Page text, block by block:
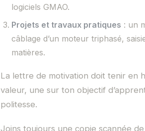
logiciels GMAO.
Projets et travaux pratiques : un
câblage d’un moteur triphasé,
matières.
La lettre de motivation doit tenir en
valeur, une sur ton objectif
politesse.
Joins toujours une copie scannée